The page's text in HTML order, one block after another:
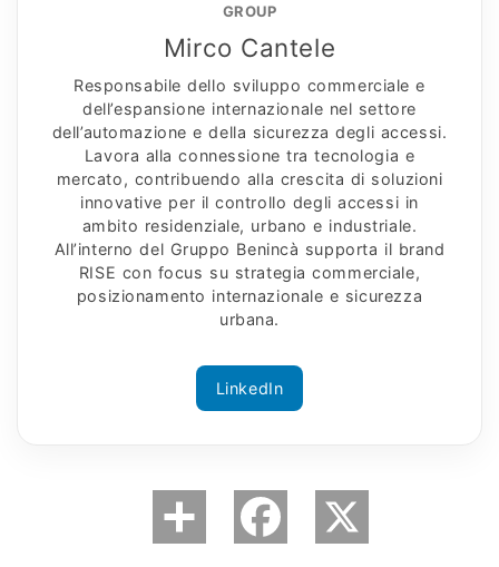
GROUP
Mirco Cantele
Responsabile dello sviluppo commerciale e
dell’espansione internazionale nel settore
dell’automazione e della sicurezza degli accessi.
Lavora alla connessione tra tecnologia e
mercato, contribuendo alla crescita di soluzioni
innovative per il controllo degli accessi in
ambito residenziale, urbano e industriale.
All’interno del Gruppo Benincà supporta il brand
RISE con focus su strategia commerciale,
posizionamento internazionale e sicurezza
urbana.
LinkedIn